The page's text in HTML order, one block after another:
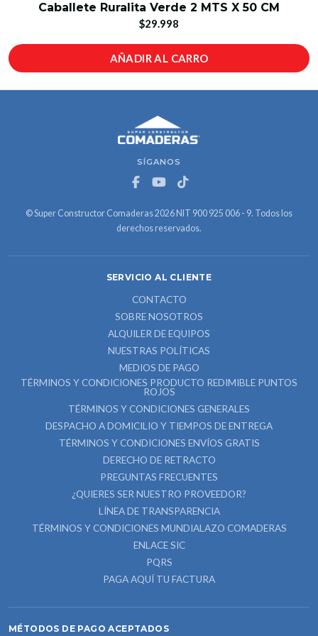
Caballete Ruralita Verde 2 MTS X 50 CM
$29.998
AÑADIR AL CARRO
SÍGANOS
© Super Constructor Comaderas 2026 NIT 900 925 006 - 9. Todos los
derechos reservados.
SERVICIO AL CLIENTE
CONTACTO
SOBRE NOSOTROS
ALQUILER DE EQUIPOS
NUESTRAS POLÍTICAS
MEDIOS DE PAGO
TÉRMINOS Y CONDICIONES PRODUCTO REDIMIBLE PUNTOS
ROJOS
TÉRMINOS Y CONDICIONES GENERALES
DESPACHO A DOMICILIO Y TIEMPOS DE ENTREGA
TÉRMINOS Y CONDICIONES ENVÍOS GRATIS
DERECHO DE RETRACTO
PREGUNTAS FRECUENTES
¿QUIERES SER NUESTRO PROVEEDOR?
LÍNEA DE TRANSPARENCIA
TÉRMINOS Y CONDICIONES MUNDIALAZO COMADERAS
ENLACE SIC
PQRS
PAGA AQUÍ TU FACTURA
MÉTODOS DE PAGO ACEPTADOS